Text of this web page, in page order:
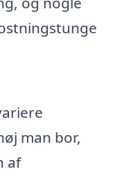
man bor,
af